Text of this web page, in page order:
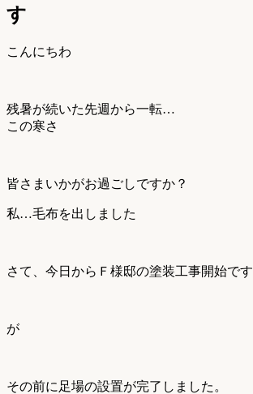
す
こんにちわ
残暑が続いた先週から一転…
この寒さ
皆さまいかがお過ごしですか？
私…毛布を出しました
さて、今日からＦ様邸の塗装工事開始です
が
その前に足場の設置が完了しました。